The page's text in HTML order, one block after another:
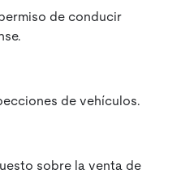
de conducir
de vehículos.
sobre la venta de